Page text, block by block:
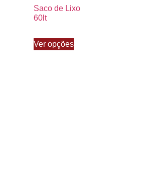
Saco de Lixo
60lt
Ver opções